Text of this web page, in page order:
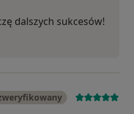
dalszych sukcesów!